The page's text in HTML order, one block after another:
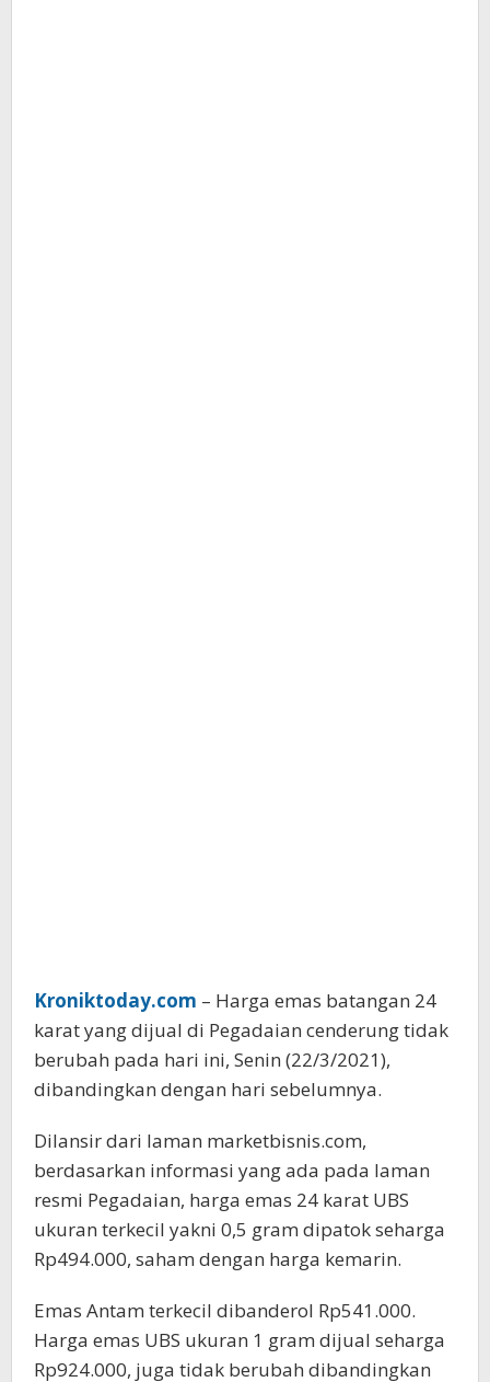
Kroniktoday.com – Harga emas batangan 24
karat yang dijual di Pegadaian cenderung tidak
berubah pada hari ini, Senin (22/3/2021),
dibandingkan dengan hari sebelumnya.
Dilansir dari laman marketbisnis.com,
berdasarkan informasi yang ada pada laman
resmi Pegadaian, harga emas 24 karat UBS
ukuran terkecil yakni 0,5 gram dipatok seharga
Rp494.000, saham dengan harga kemarin.
Emas Antam terkecil dibanderol Rp541.000.
Harga emas UBS ukuran 1 gram dijual seharga
Rp924.000, juga tidak berubah dibandingkan